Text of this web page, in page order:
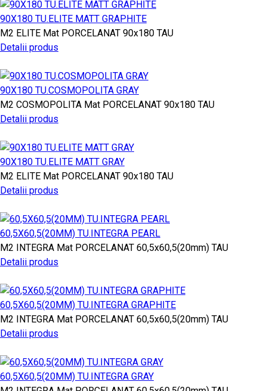
90X180 TU.ELITE MATT GRAPHITE
M2 ELITE Mat PORCELANAT 90x180 TAU
Detalii produs
90X180 TU.COSMOPOLITA GRAY
M2 COSMOPOLITA Mat PORCELANAT 90x180 TAU
Detalii produs
90X180 TU.ELITE MATT GRAY
M2 ELITE Mat PORCELANAT 90x180 TAU
Detalii produs
60,5X60,5(20MM) TU.INTEGRA PEARL
M2 INTEGRA Mat PORCELANAT 60,5x60,5(20mm) TAU
Detalii produs
60,5X60,5(20MM) TU.INTEGRA GRAPHITE
M2 INTEGRA Mat PORCELANAT 60,5x60,5(20mm) TAU
Detalii produs
60,5X60,5(20MM) TU.INTEGRA GRAY